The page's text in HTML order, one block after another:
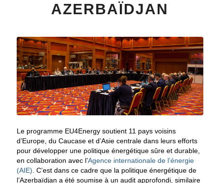
AZERBAÏDJAN
Le programme EU4Energy soutient 11 pays voisins
d’Europe, du Caucase et d’Asie centrale dans leurs efforts
pour développer une politique énergétique sûre et durable,
en collaboration avec l’Agence internationale de l’énergie
(AIE) . C’est dans ce cadre que la politique énergétique de
l’Azerbaïdjan a été soumise à un audit approfondi, similaire